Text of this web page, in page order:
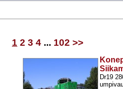
1 2 3 4 ... 102 >>
Dr19